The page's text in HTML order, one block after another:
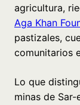
agricultura,
Aga Khan
pastizales,
comunitarios
Lo que
minas de